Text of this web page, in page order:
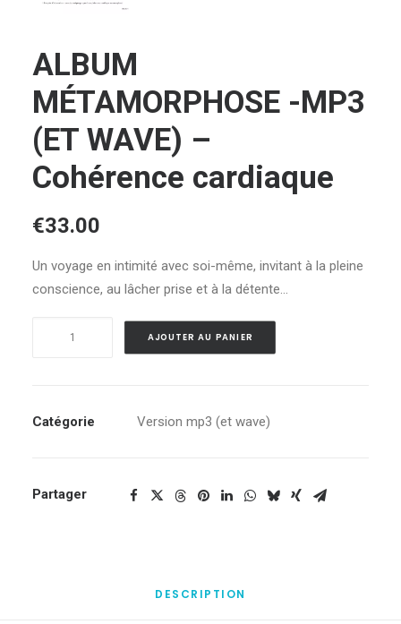
ALBUM
MÉTAMORPHOSE -MP3
(ET WAVE) –
Cohérence cardiaque
€33.00
Un voyage en intimité avec soi-même, invitant à la pleine
conscience, au lâcher prise et à la détente…
-
WAVE)
AJOUTER AU PANIER
Catégorie Version mp3 (et wave)
Partager
DESCRIPTION